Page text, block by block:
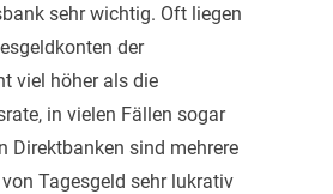
sehr wichtig. Oft liegen
der
viel höher als die
in vielen Fällen sogar
Direktbanken sind mehrere
Tagesgeld sehr lukrativ